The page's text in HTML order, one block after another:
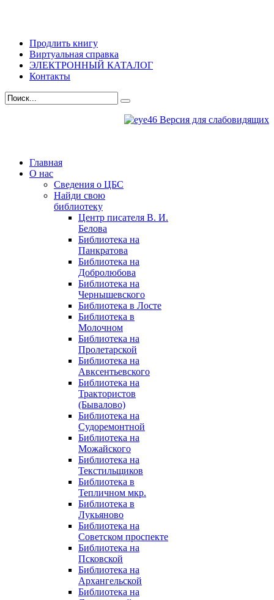
Продлить книгу
Виртуальная справка
ЭЛЕКТРОННЫЙ КАТАЛОГ
Контакты
Версия для слабовидящих
Главная
О нас
Сведения о ЦБС
Найди свою
библиотеку
Центр писателя В. И.
Белова
Библиотека на
Панкратова
Библиотека на
Добролюбова
Библиотека на
Чернышевского
Библиотека в Лосте
Библиотека в
Молочном
Библиотека на
Пролетарской
Библиотека на
Авксентьевского
Библиотека на
Трактористов
(Бывалово)
Библиотека на
Судоремонтной
Библиотека на
Можайского
Библиотека на
Текстильщиков
Библиотека в
Тепличном мкр.
Библиотека в
Лукьяново
Библиотека на
Советском проспекте
Библиотека на
Псковской
Библиотека на
Архангельской
Библиотека на